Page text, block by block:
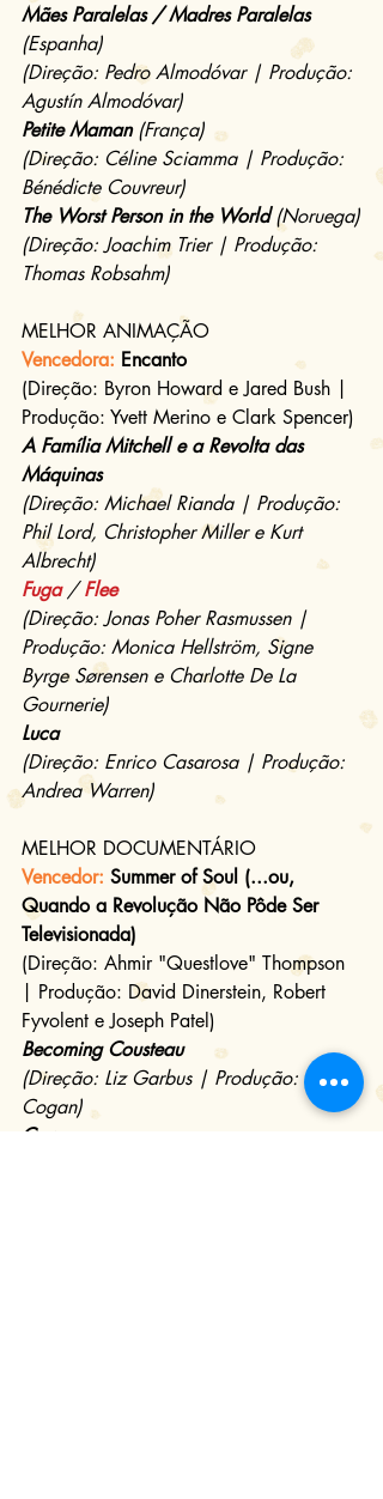
Mães Paralelas / Madres Paralelas
(Espanha)
(Direção: Pedro Almodóvar | Produção:
Agustín Almodóvar)
Petite Maman (França)
(Direção: Céline Sciamma | Produção:
Bénédicte Couvreur)
The Worst Person in the World (Noruega)
(Direção: Joachim Trier | Produção:
Thomas Robsahm)
MELHOR ANIMAÇÃO
Vencedora: Encanto
(Direção: Byron Howard e Jared Bush |
Produção: Yvett Merino e Clark Spencer)
A Família Mitchell e a Revolta das
Máquinas
(Direção: Michael Rianda | Produção:
Phil Lord, Christopher Miller e Kurt
Albrecht)
Fuga / Flee
(Direção: Jonas Poher Rasmussen |
Produção: Monica Hellström, Signe
Byrge Sørensen e Charlotte De La
Gournerie)
Luca
(Direção: Enrico Casarosa | Produção:
Andrea Warren)
MELHOR DOCUMENTÁRIO
Vencedor: Summer of Soul (...ou,
Quando a Revolução Não Pôde Ser
Televisionada)
(Direção: Ahmir "Questlove" Thompson
| Produção: David Dinerstein, Robert
Fyvolent e Joseph Patel)
Becoming Cousteau
(Direção: Liz Garbus | Produção: Dan
Cogan)
Cow